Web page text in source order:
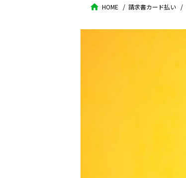
HOME 請求書カード払い